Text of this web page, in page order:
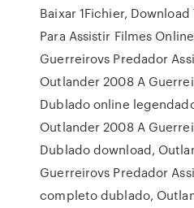
Baixar 1Fichier,
Para Assistir Filmes
Guerreirovs Predador
Outlander 2008 A
Dublado online
Outlander 2008 A
Dublado download,
Guerreirovs Predador
completo dublado,